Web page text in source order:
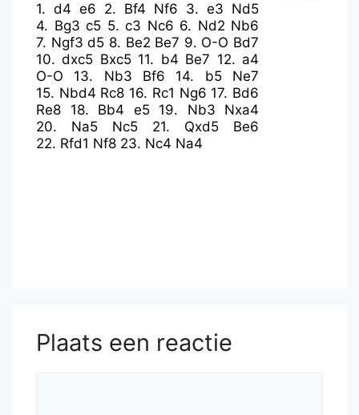
1. d4 e6 2. Bf4 Nf6 3. e3 Nd5
4. Bg3 c5 5. c3 Nc6 6. Nd2 Nb6
7. Ngf3 d5 8. Be2 Be7 9. O-O Bd7
10.dxc5 Bxc5 11. b4 Be7 12. a4
O-O
13. Nb3 Bf6 14. b5
Ne7
15. Nbd4 Rc8 16. Rc1 Ng6 17. Bd6
Re8
18. Bb4 e5 19. Nb3
Nxa4
20. Na5 Nc5 21. Qxd5
Be6
22. Rfd1 Nf8 23. Nc4 Na4
Plaats een reactie